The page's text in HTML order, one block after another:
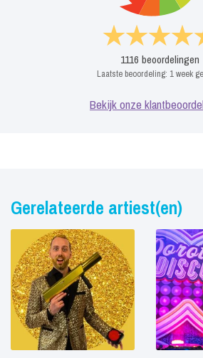
1116 beoordelingen
Laatste beoordeling: 1 week
Bekijk onze
Gerelateerde artiest(en)